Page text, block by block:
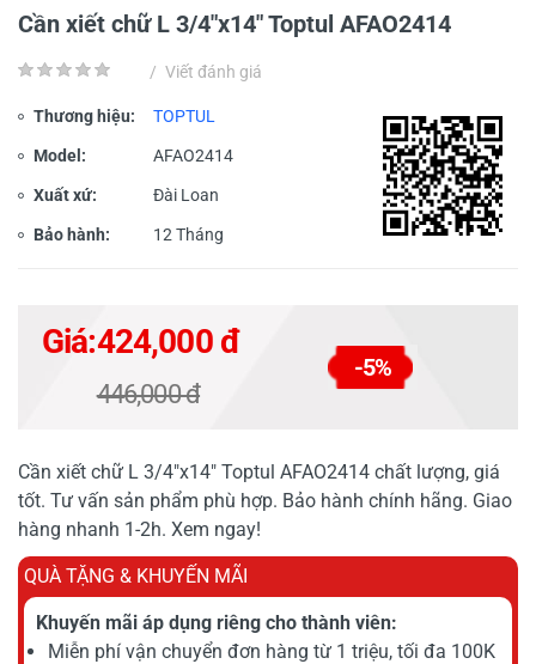
Cần xiết chữ L 3/4"x14" Toptul AFAO2414
/ Viết đánh giá
Thương hiệu: TOPTUL
Model: AFAO2414
Xuất xứ: Đài Loan
Bảo hành: 12 Tháng
Giá:424,000 đ
446,000 đ
-5%
Cần xiết chữ L 3/4"x14" Toptul AFAO2414 chất lượng, giá
tốt. Tư vấn sản phẩm phù hợp. Bảo hành chính hãng. Giao
hàng nhanh 1-2h. Xem ngay!
QUÀ TẶNG & KHUYẾN MÃI
Khuyến mãi áp dụng riêng cho thành viên:
Miễn phí vận chuyển đơn hàng từ 1 triệu, tối đa 100K